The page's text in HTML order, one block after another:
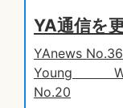
YA通信を
YAnews No.36
Young
No.20